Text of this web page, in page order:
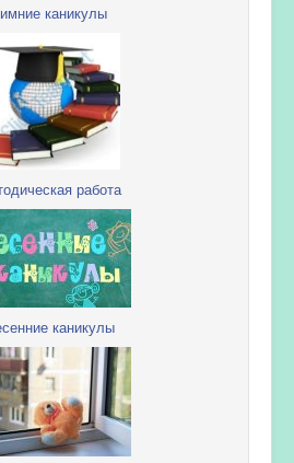
каникулы
работа
каникулы